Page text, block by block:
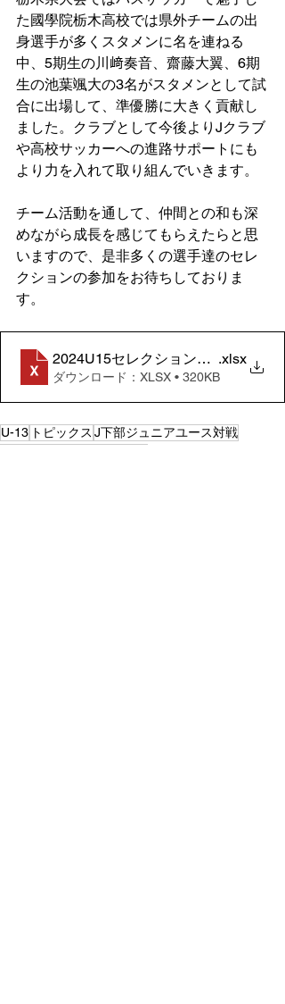
た國學院栃木高校では県外チームの出
身選手が多くスタメンに名を連ねる
中、5期生の川﨑奏音、齋藤大翼、6期
生の池葉颯大の3名がスタメンとして試
合に出場して、準優勝に大きく貢献し
ました。クラブとして今後よりJクラブ
や高校サッカーへの進路サポートにも
より力を入れて取り組んでいきます。
チーム活動を通して、仲間との和も深
めながら成長を感じてもらえたらと思
いますので、是非多くの選手達のセレ
クションの参加をお待ちしておりま
す。
2024U15セレクション案内.xlsx
ダウンロード：XLSX • 320KB
U-13 トピックス J下部ジュニアユース対戦